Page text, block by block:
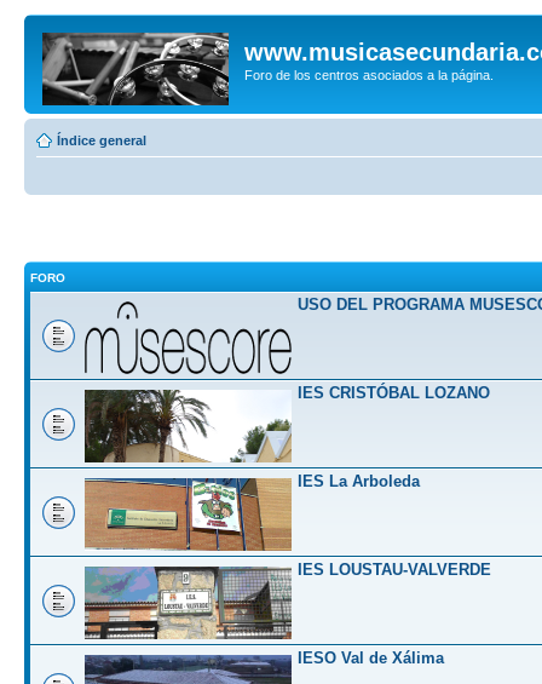
Foro de los centros asociados a la página.
Índice general
FORO
USO DEL PROGRAMA
IES CRISTÓBAL LOZANO
IES La Arboleda
IES LOUSTAU-VALVERDE
IESO Val de Xálima